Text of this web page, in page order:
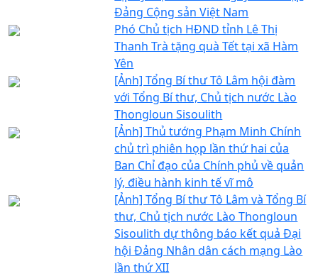
Đảng Cộng sản Việt Nam
Phó Chủ tịch HĐND tỉnh Lê Thị
Thanh Trà tặng quà Tết tại xã Hàm
Yên
[Ảnh] Tổng Bí thư Tô Lâm hội đàm
với Tổng Bí thư, Chủ tịch nước Lào
Thongloun Sisoulith
[Ảnh] Thủ tướng Phạm Minh Chính
chủ trì phiên họp lần thứ hai của
Ban Chỉ đạo của Chính phủ về quản
lý, điều hành kinh tế vĩ mô
[Ảnh] Tổng Bí thư Tô Lâm và Tổng Bí
thư, Chủ tịch nước Lào Thongloun
Sisoulith dự thông báo kết quả Đại
hội Đảng Nhân dân cách mạng Lào
lần thứ XII